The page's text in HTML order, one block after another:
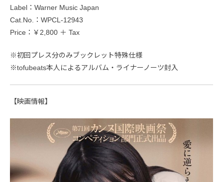
Label：Warner Music Japan
Cat.No.：WPCL-12943
Price：￥2,800 ＋ Tax
※初回プレス分のみブックレット特殊仕様
※tofubeats本人によるアルバム・ライナーノーツ封入
【映画情報】